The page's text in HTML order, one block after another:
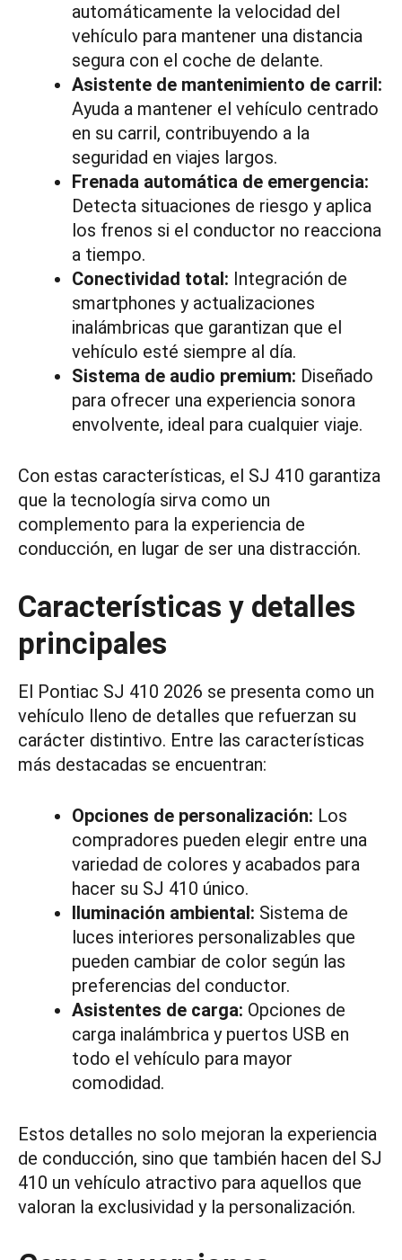
automáticamente la velocidad del
vehículo para mantener una distancia
segura con el coche de delante.
Asistente de mantenimiento de carril:
Ayuda a mantener el vehículo centrado
en su carril, contribuyendo a la
seguridad en viajes largos.
Frenada automática de emergencia:
Detecta situaciones de riesgo y aplica
los frenos si el conductor no reacciona
a tiempo.
Conectividad total: Integración de
smartphones y actualizaciones
inalámbricas que garantizan que el
vehículo esté siempre al día.
Sistema de audio premium: Diseñado
para ofrecer una experiencia sonora
envolvente, ideal para cualquier viaje.
Con estas características, el SJ 410 garantiza
que la tecnología sirva como un
complemento para la experiencia de
conducción, en lugar de ser una distracción.
Características y detalles
principales
El Pontiac SJ 410 2026 se presenta como un
vehículo lleno de detalles que refuerzan su
carácter distintivo. Entre las características
más destacadas se encuentran:
Opciones de personalización: Los
compradores pueden elegir entre una
variedad de colores y acabados para
hacer su SJ 410 único.
Iluminación ambiental: Sistema de
luces interiores personalizables que
pueden cambiar de color según las
preferencias del conductor.
Asistentes de carga: Opciones de
carga inalámbrica y puertos USB en
todo el vehículo para mayor
comodidad.
Estos detalles no solo mejoran la experiencia
de conducción, sino que también hacen del SJ
410 un vehículo atractivo para aquellos que
valoran la exclusividad y la personalización.